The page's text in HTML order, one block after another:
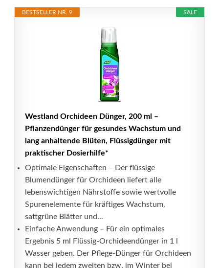
SALE
BESTSELLER NR. 9
Westland Orchideen Dünger, 200 ml –
Pflanzendünger für gesundes Wachstum und
lang anhaltende Blüten, Flüssigdünger mit
praktischer Dosierhilfe*
Optimale Eigenschaften – Der flüssige
Blumendünger für Orchideen liefert alle
lebenswichtigen Nährstoffe sowie wertvolle
Spurenelemente für kräftiges Wachstum,
sattgrüne Blätter und...
Einfache Anwendung – Für ein optimales
Ergebnis 5 ml Flüssig-Orchideendünger in 1 l
Wasser geben. Der Pflege-Dünger für Orchideen
kann bei jedem zweiten bzw. im Winter bei